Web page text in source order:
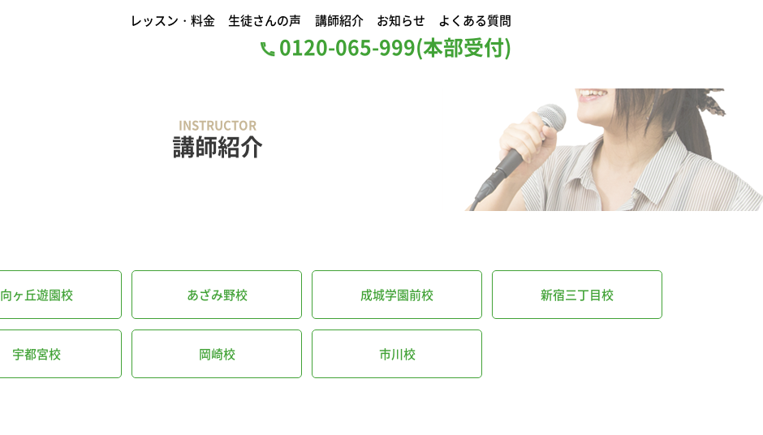
レッスン・料金 生徒さんの声 講師紹介 お知らせ よくある質問
0120-065-999(本部受付)
INSTRUCTOR
講師紹介
向ヶ丘遊園校 あざみ野校 成城学園前校 新宿三丁目校
宇都宮校 岡崎校 市川校